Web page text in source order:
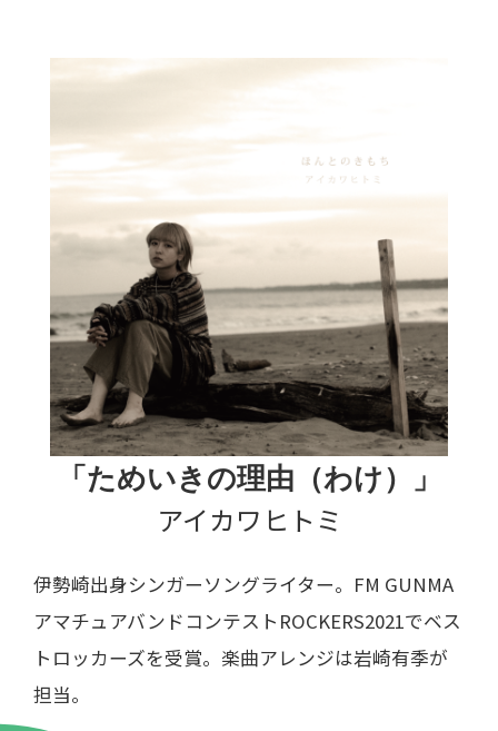
「ためいきの理由（わけ）」
アイカワヒトミ
伊勢崎出身シンガーソングライター。FM GUNMA
アマチュアバンドコンテストROCKERS2021でベス
トロッカーズを受賞。楽曲アレンジは岩崎有季が
担当。